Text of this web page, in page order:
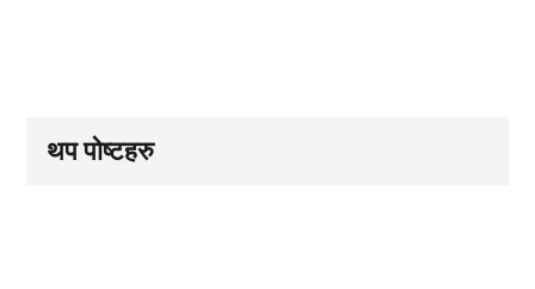
थप पोष्टहरु